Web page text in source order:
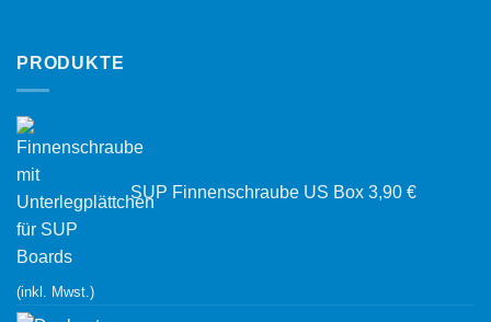
PRODUKTE
SUP Finnenschraube US Box 3,90 €
(inkl. Mwst.)